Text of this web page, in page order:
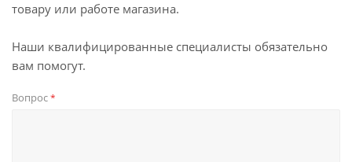
товару или работе магазина.
Наши квалифицированные специалисты обязательно
вам помогут.
Вопрос*